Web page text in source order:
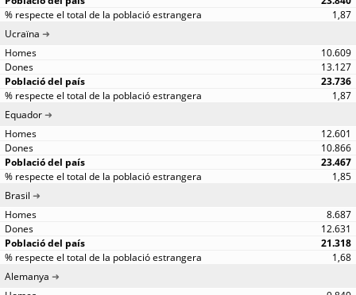
1,87
Ucraïna
10.609
13.127
23.736
1,87
Equador
12.601
10.866
23.467
1,85
Brasil
8.687
12.631
21.318
1,68
Alemanya